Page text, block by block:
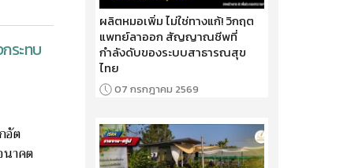
ระทบ
อัต
าคต
ผลิตหมอเพิ่ม ไม่ใช่ทางแก้! วิกฤต
แพทย์ลาออก สัญญาณชีพที่
กำลังดับของระบบสาธารณสุข
ไทย
07 กรกฎาคม 2569